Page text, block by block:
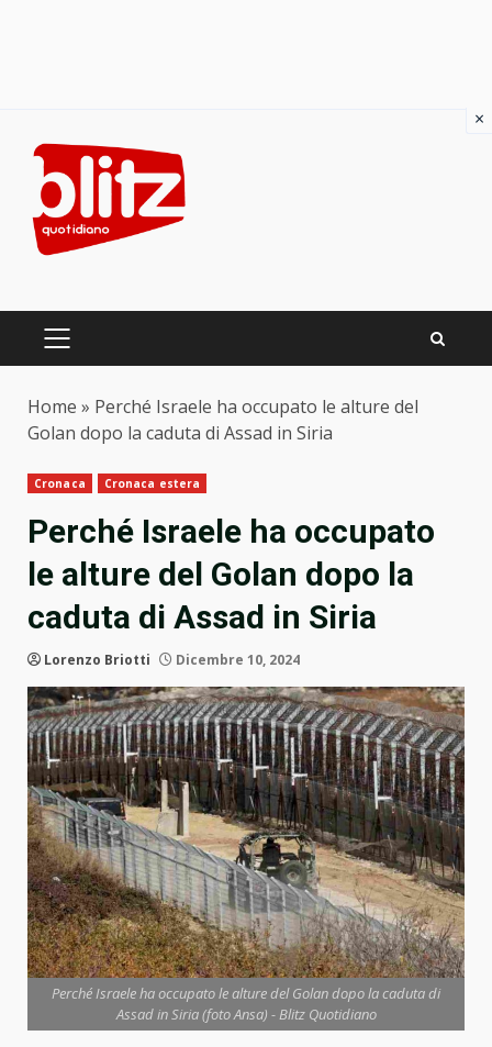
content
PRIMARY
Home » Perché Israele ha occupato le alture del
Golan dopo la caduta di Assad in Siria
Cronaca Cronaca estera
Perché Israele ha occupato
le alture del Golan dopo la
caduta di Assad in Siria
Lorenzo Briotti Dicembre 10, 2024
Perché Israele ha occupato le alture del Golan dopo la caduta di
Assad in Siria (foto Ansa) - Blitz Quotidiano
×